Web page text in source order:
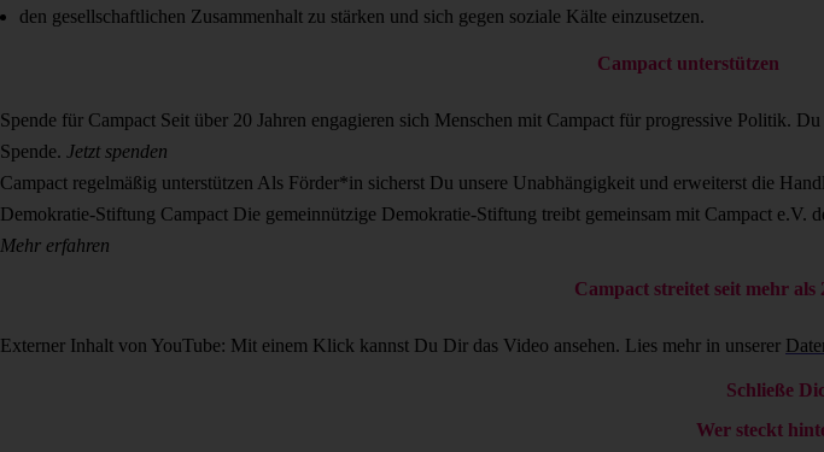
den gesellschaftlichen Zusammenhalt zu stärken und sich gegen soziale Kälte einzusetzen.
Campact unterstützen
Spende für Campact Seit über 20 Jahren engagieren sich Menschen mit Campact für progressive Politik.
Spende. Jetzt spenden
Campact regelmäßig unterstützen Als Förder*in sicherst Du unsere Unabhängigkeit und erweiterst die
Demokratie-Stiftung Campact Die gemeinnützige Demokratie-Stiftung treibt gemeinsam mit Campact e.V.
Mehr erfahren
Campact streitet seit mehr
Externer Inhalt von YouTube: Mit einem Klick kannst Du Dir das Video ansehen. Lies mehr in unserer
Schließe
Wer steckt